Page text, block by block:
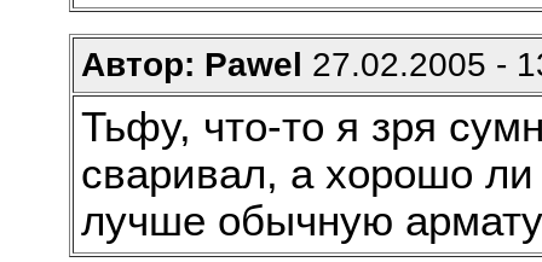
Автор: Pawel 27.02.2005 -
Тьфу, что-то я зря
сваривал, а хорошо
лучше обычную